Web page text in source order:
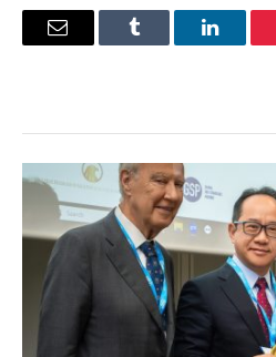
لينكدإن Tumblr
البريد